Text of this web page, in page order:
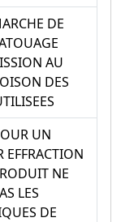
DE
AU
DES
UN
EFFRACTION
NE
LES
DE